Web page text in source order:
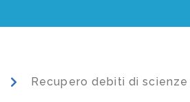
Recupero debiti di